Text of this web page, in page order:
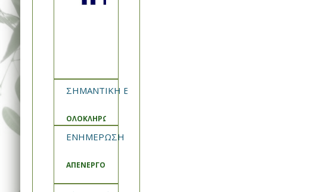
ΣΗΜΑΝΤΙΚΗ ΕΝΗΜΕΡΩΣΗ ΣΦΗΠ
ΟΛΟΚΛΗΡΩΣΗ ΑΝΑΒΑΘΜΙΣΗΣ ΚΑΙ ΣΥΝΤΗΡΗΣΗΣ ΣΥΣΤΗΜΑΤΟΣ
ΕΝΗΜΕΡΩΣΗ ΣΦΗΠ
ΑΠΕΝΕΡΓΟΠΟΙΗΣΗ ΚΑΛΑΘΙΑ ΠΡΟΣΦΟΡΩΝ